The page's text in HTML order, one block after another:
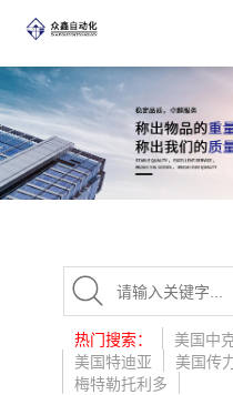
热门搜索： 美国中
美国特迪亚
美国传
梅特勒托利多